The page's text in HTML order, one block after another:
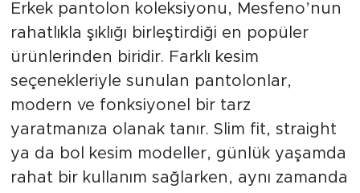
Erkek pantolon koleksiyonu, Mesfeno’nun
rahatlıkla şıklığı birleştirdiği en popüler
ürünlerinden biridir. Farklı kesim
seçenekleriyle sunulan pantolonlar,
modern ve fonksiyonel bir tarz
yaratmanıza olanak tanır. Slim fit, straight
ya da bol kesim modeller, günlük yaşamda
rahat bir kullanım sağlarken, aynı zamanda